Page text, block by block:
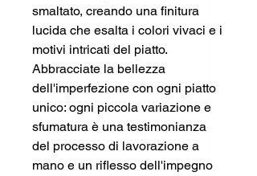
smaltato, creando una finitura
lucida che esalta i colori vivaci e i
motivi intricati del piatto.
Abbracciate la bellezza
dell'imperfezione con ogni piatto
unico: ogni piccola variazione e
sfumatura è una testimonianza
del processo di lavorazione a
mano e un riflesso dell'impegno